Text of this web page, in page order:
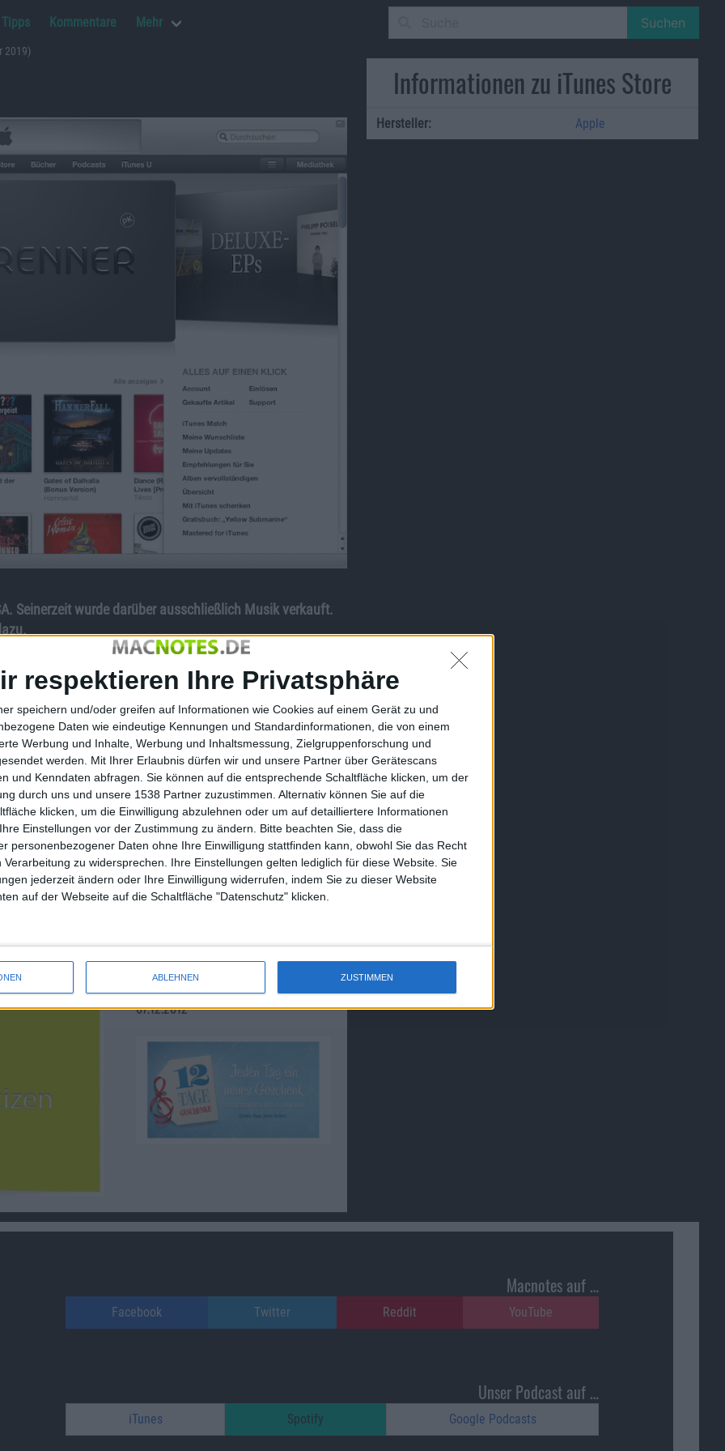
respektieren Ihre Privatsphäre
speichern und/oder greifen auf Informationen wie Cookies auf einem Gerät zu und
Daten wie eindeutige Kennungen und Standardinformationen, die von einem
Werbung und Inhalte, Werbung und Inhaltsmessung, Zielgruppenforschung und
werden.
Mit Ihrer Erlaubnis dürfen wir und unsere Partner über Gerätescans
und Kenndaten abfragen. Sie können auf die entsprechende Schaltfläche klicken, um der
durch uns und unsere 1538 Partner zuzustimmen. Alternativ können Sie auf die
klicken, um die Einwilligung abzulehnen oder um auf detailliertere Informationen
Einstellungen vor der Zustimmung zu ändern.
Bitte beachten Sie, dass die
personenbezogener Daten ohne Ihre Einwilligung stattfinden kann, obwohl Sie das Recht
Verarbeitung zu widersprechen. Ihre Einstellungen gelten lediglich für diese Website. Sie
jederzeit ändern oder Ihre Einwilligung widerrufen, indem Sie zu dieser Website
auf der Webseite auf die Schaltfläche "Datenschutz" klicken.
ABLEHNEN ZUSTIMMEN
Tipps Kommentare Mehr Suchen
2019)
Seinerzeit wurde darüber ausschließlich Musik verkauft.
von Beginn an. Bis zum 21. September 2006 trug das
des Jahres startete er dann auch in Österreich. Im
iTV
Bücher, Musik und Videos gratis
im iTunes Store, ab 26.
Dezember
07.12.2012
Informationen zu iTunes Store
Hersteller: Apple
Macnotes auf …
Facebook Twitter Reddit YouTube
Unser Podcast auf …
iTunes Spotify Google Podcasts